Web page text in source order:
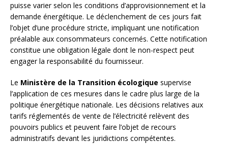
puisse varier selon les conditions d’approvisionnement et la
demande énergétique. Le déclenchement de ces jours fait
l’objet d’une procédure stricte, impliquant une notification
préalable aux consommateurs concernés. Cette notification
constitue une obligation légale dont le non-respect peut
engager la responsabilité du fournisseur.
Le Ministère de la Transition écologique supervise
l’application de ces mesures dans le cadre plus large de la
politique énergétique nationale. Les décisions relatives aux
tarifs réglementés de vente de l’électricité relèvent des
pouvoirs publics et peuvent faire l’objet de recours
administratifs devant les juridictions compétentes.